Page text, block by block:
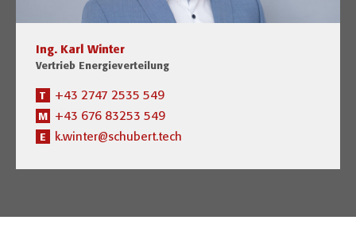
Ing. Karl Winter
Vertrieb Energieverteilung
T +43 2747 2535 549
M +43 676 83253 549
E k.winter@schubert.tech